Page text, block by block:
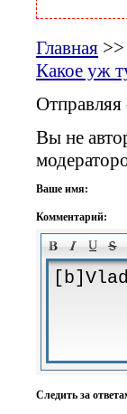
Главная >>
Какое уж
Вы не
Ваше имя:
Комментарий:
Следить за